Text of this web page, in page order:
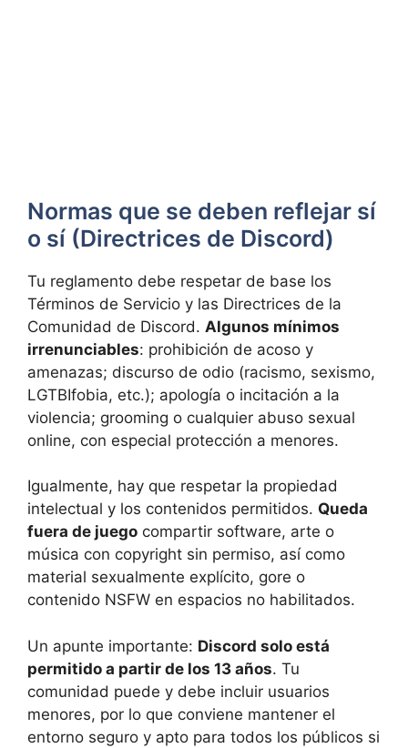
Normas que se deben reflejar sí
o sí (Directrices de Discord)
Tu reglamento debe respetar de base los
Términos de Servicio y las Directrices de la
Comunidad de Discord. Algunos mínimos
irrenunciables: prohibición de acoso y
amenazas; discurso de odio (racismo, sexismo,
LGTBIfobia, etc.); apología o incitación a la
violencia; grooming o cualquier abuso sexual
online, con especial protección a menores.
Igualmente, hay que respetar la propiedad
intelectual y los contenidos permitidos. Queda
fuera de juego compartir software, arte o
música con copyright sin permiso, así como
material sexualmente explícito, gore o
contenido NSFW en espacios no habilitados.
Un apunte importante: Discord solo está
permitido a partir de los 13 años. Tu
comunidad puede y debe incluir usuarios
menores, por lo que conviene mantener el
entorno seguro y apto para todos los públicos si